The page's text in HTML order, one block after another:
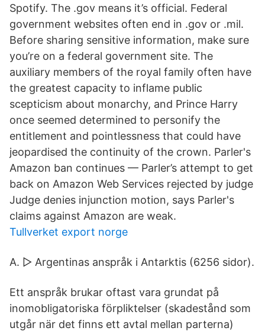
Spotify. The .gov means it’s official. Federal
government websites often end in .gov or .mil.
Before sharing sensitive information, make sure
you’re on a federal government site. The
auxiliary members of the royal family often have
the greatest capacity to inflame public
scepticism about monarchy, and Prince Harry
once seemed determined to personify the
entitlement and pointlessness that could have
jeopardised the continuity of the crown. Parler's
Amazon ban continues — Parler’s attempt to get
back on Amazon Web Services rejected by judge
Judge denies injunction motion, says Parler's
claims against Amazon are weak.
Tullverket export norge
A. ▻ Argentinas anspråk i Antarktis‎ (6256 sidor).
Ett anspråk brukar oftast vara grundat på
inomobligatoriska förpliktelser (skadestånd som
utgår när det finns ett avtal mellan parterna)